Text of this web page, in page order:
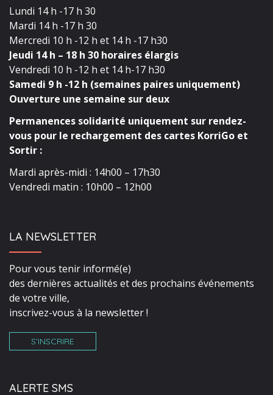
Lundi 14 h -17 h 30
Mardi 14 h -17 h 30
Mercredi 10 h -12 h et 14 h -17 h30
Jeudi 14 h – 18 h 30 horaires élargis
Vendredi 10 h -12 h et 14 h-17 h30
Samedi 9 h -12 h (semaines paires uniquement)
Ouverture une semaine sur deux
Permanences solidarité uniquement sur rendez-
vous pour le rechargement des cartes KorriGo et
Sortir :
Mardi après-midi : 14h00 – 17h30
Vendredi matin : 10h00 – 12h00
LA NEWSLETTER
Pour vous tenir informé(e)
des dernières actualités et des prochains événements
de votre ville,
inscrivez-vous à la newsletter !
S’INSCRIRE
ALERTE SMS